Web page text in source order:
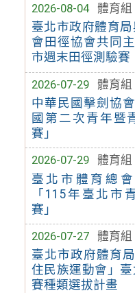
2026-08-04
體育組
臺北市政府體育
會田徑協會共同
市週末田徑測驗賽
2026-07-29
體育組
中華民國擊劍協
國第二次青年暨
賽」
2026-07-29
體育組
臺北市體育總
「115年臺北市
賽」
2026-07-27
體育組
臺北市政府體育
住民族運動會」
賽種類選拔計畫